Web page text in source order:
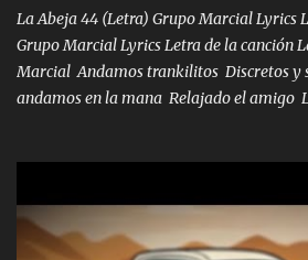
pues hay charola les voy a dar hasta
La Abeja 44 (Letra) Grupo Marcial Lyrics
Grupo Marcial Lyrics Letra de la canción
Marcial Andamos trankilitos Discretos y
andamos en la mana Relajado el amigo
coronamos Se jala los marciales Y sus
Un gallardo me prendo Para agarrar el